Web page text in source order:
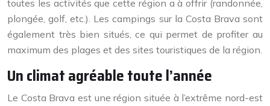
toutes les activités que cette région a à offrir (randonnée,
plongée, golf, etc.). Les campings sur la Costa Brava sont
également très bien situés, ce qui permet de profiter au
maximum des plages et des sites touristiques de la région.
Un climat agréable toute l’année
Le Costa Brava est une région située à l’extrême nord-est